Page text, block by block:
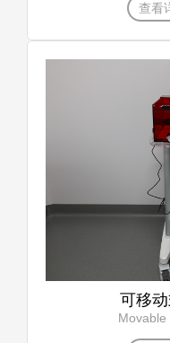
查看
可移
Movable